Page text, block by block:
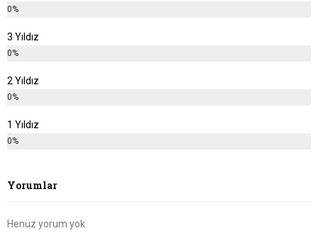
0%
3 Yıldız
0%
2 Yıldız
0%
1 Yıldız
0%
Yorumlar
Henüz yorum yok.